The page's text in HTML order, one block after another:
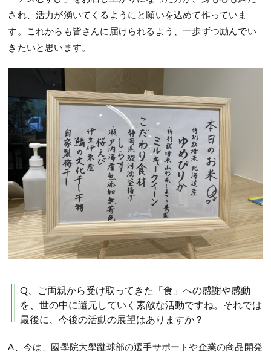
され、活力が湧いてくるようにと願いを込めて作っていま
す。これからも皆さんに届けられるよう、一歩ずつ励んでい
きたいと思います。
Q、ご両親から受け取ってきた「食」への感謝や感動
を、世の中に還元していく素敵な活動ですね。それでは
最後に、今後の活動の展望はありますか？
A、今は、國學院大學蹴球部の選手サポートや企業の商品開発